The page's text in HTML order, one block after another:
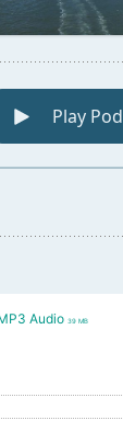
Audio 39 MB